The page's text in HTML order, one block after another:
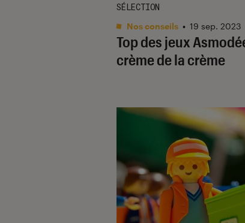
Top des jeux
crème de la crème
SÉLECTION
Nos conseils • 19 sep. 2023